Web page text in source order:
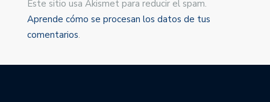
Este sitio usa Akismet para reducir el spam.
Aprende cómo se procesan los datos de tus
comentarios.